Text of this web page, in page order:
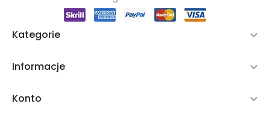
Kategorie 
Informacje 
Konto 